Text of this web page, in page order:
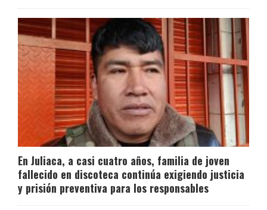
En Juliaca, a casi cuatro años, familia de joven
fallecido en discoteca continúa exigiendo justicia
y prisión preventiva para los responsables